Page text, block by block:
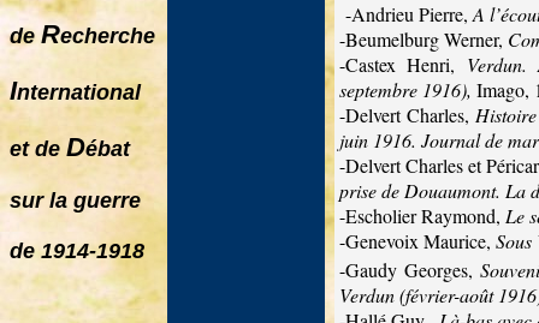
deRecherche
International
et de Débat
sur la guerre
de 1914-1918
-Andrieu Pierre, A
-Beumelburg Werner,
-Castex Henri,
septembre 1916), Imago,
-Delvert Charles,
juin 1916. Journal de
-Delvert Charles et
prise de Douaumont. La
-Escholier Raymond, Le
-Genevoix Maurice,
-Gaudy Georges,
Verdun (février-août